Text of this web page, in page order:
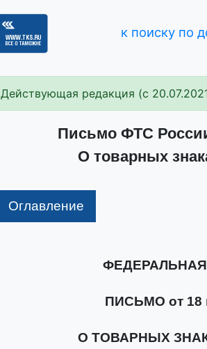
к поиску по
Действующая редакция (с
Письмо ФТС России
О товарных
Оглавление
ПИСЬМО от 18
О ТОВАРНЫХ